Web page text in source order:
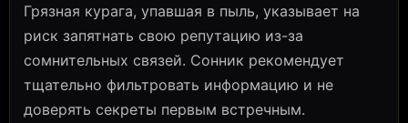
Грязная курага, упавшая в пыль, указывает на
риск запятнать свою репутацию из-за
сомнительных связей. Сонник рекомендует
тщательно фильтровать информацию и не
доверять секреты первым встречным.